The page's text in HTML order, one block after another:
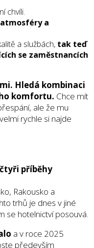
chvíli.
a
a službách, tak teď
se zaměstnancích
Hledá kombinaci
komfortu. Chce mít
ale že mu
rychle si najde
příběhy
Rakousko a
trhů je dnes v jiné
se hotelnictví posouvá.
a v roce 2025
především